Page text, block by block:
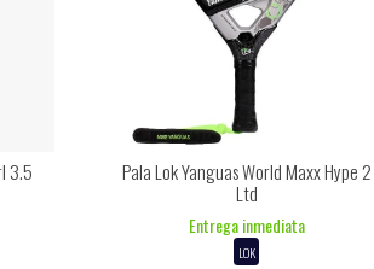
3.5
Pala Lok Yanguas World Maxx Hype 2
Ltd
Entrega inmediata
LOK